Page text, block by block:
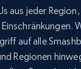
323+
aus jeder
auf alle
Regionen